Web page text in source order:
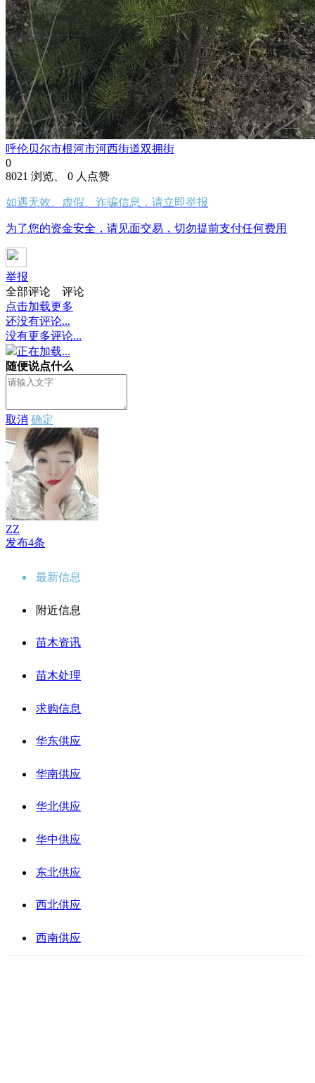
呼伦贝尔市根河市河西街道双拥街
0
8021 浏览、 0 人点赞
如遇无效、虚假、诈骗信息，请立即举报
为了您的资金安全，请见面交易，切勿提前支付任何费用
举报
全部评论
评论
点击加载更多
还没有评论...
没有更多评论...
正在加载...
随便说点什么
取消 确定
ZZ
发布4条
最新信息
附近信息
苗木资讯
苗木处理
求购信息
华东供应
华南供应
华北供应
华中供应
东北供应
西北供应
西南供应